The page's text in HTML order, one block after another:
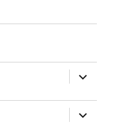
anzeigen
anzeigen